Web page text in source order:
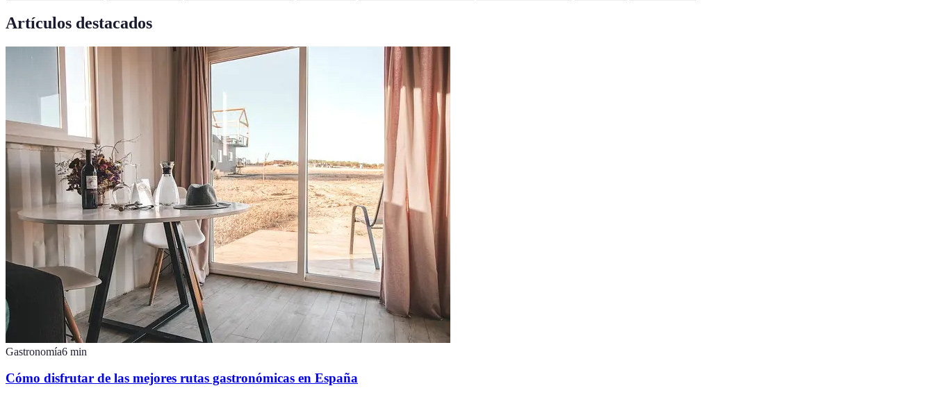
Artículos destacados
Gastronomía6 min
Cómo disfrutar de las mejores rutas gastronómicas en España